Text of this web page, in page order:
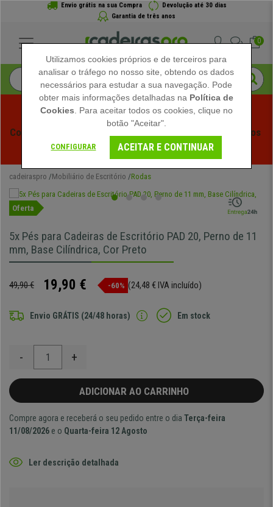
Envio grátis na sua Compra
Devolução até 30 dias
Garantia de três anos
0
Começam os Saldos de Verão em Cadeiraspro! Descontos
Exclusivos por Tempo Limitado - Ver Promoção
cadeiraspro Mobiliário de Escritório Rodas
Oferta
5x Pés para Cadeiras de Escritório PAD 20, Perno de 11
mm, Base Cilíndrica, Cor Preto
49,90 € 19,90 € -60% (24,48 € IVA incluído)
Envio GRÁTIS (24/48 horas) Em stock
- +
ADICIONAR AO CARRINHO
Compre agora e receberá o seu pedido entre o dia Terça-feira
11/08/2026 e o Quarta-feira 12 Agosto
Ler descrição detalhada
Utilizamos cookies próprios e de terceiros para
analisar o tráfego no nosso site, obtendo os dados
necessários para estudar a sua navegação. Pode
obter mais informações detalhadas na Política de
Cookies . Para aceitar todos os cookies, clique no
botão "Aceitar".
CONFIGURAR ACEITAR E CONTINUAR